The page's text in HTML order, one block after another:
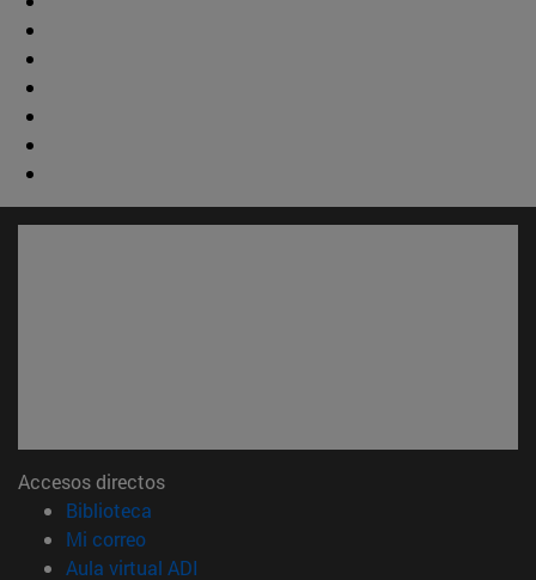
Accesos directos
Biblioteca
Mi correo(abre en nueva ventana)
Aula virtual ADI